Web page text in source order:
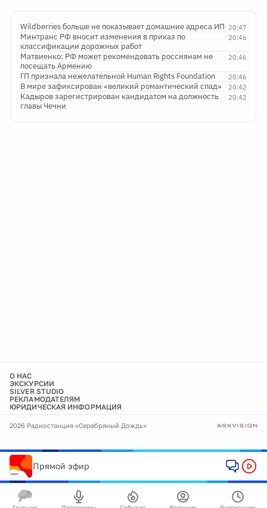
20:47
Wildberries больше не показывает домашние адреса ИП
20:46
Минтранс РФ вносит изменения в приказ по
классификации дорожных работ
20:46
Матвиенко: РФ может рекомендовать россиянам не
посещать Армению
20:46
ГП признала нежелательной Human Rights Foundation
20:42
В мире зафиксирован «великий романтический спад»
20:42
Кадыров зарегистрирован кандидатом на должность
главы Чечни
О НАС
ЭКСКУРСИИ
SILVER STUDIO
РЕКЛАМОДАТЕЛЯМ
ЮРИДИЧЕСКАЯ ИНФОРМАЦИЯ
2026 Радиостанция «Серебряный Дождь»
Прямой эфир